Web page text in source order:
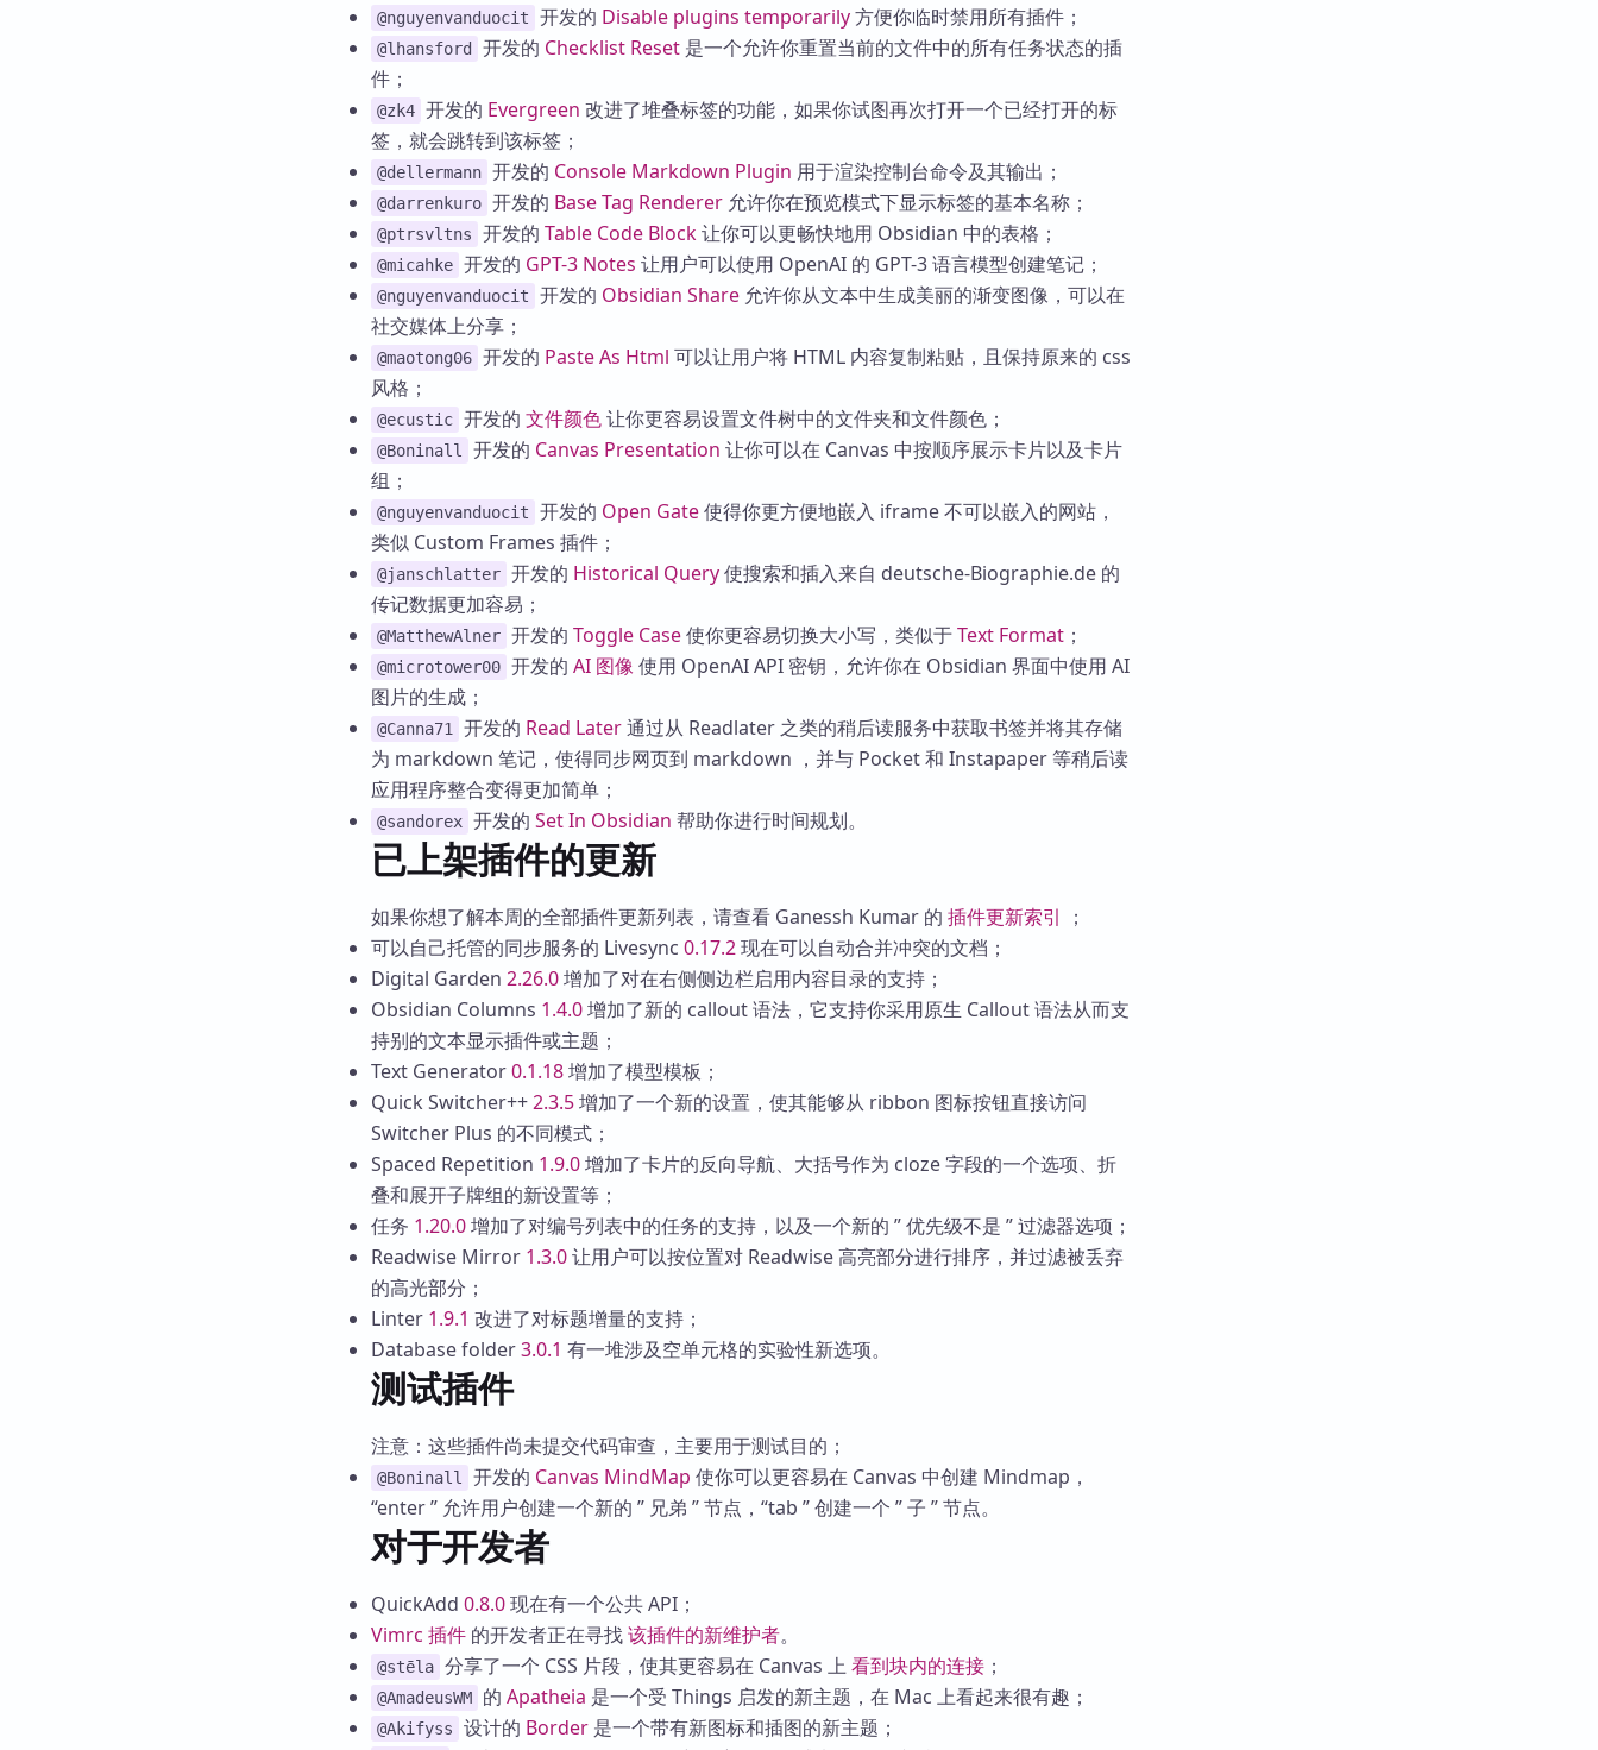
@nguyenvanduocit 开发的 Disable plugins temporarily方便你临时禁用所有插件；
@lhansford 开发的 Checklist Reset是一个允许你重置当前的文件中的所有任务状态的插
件；
@zk4 开发的 Evergreen 改进了堆叠标签的功能，如果你试图再次打开一个已经打开的标
签，就会跳转到该标签；
@dellermann 开发的 Console Markdown Plugin 用于渲染控制台命令及其输出；
@darrenkuro 开发的 Base Tag Renderer允许你在预览模式下显示标签的基本名称；
@ptrsvltns 开发的 Table Code Block让你可以更畅快地用 Obsidian 中的表格；
@micahke 开发的 GPT-3 Notes 让用户可以使用 OpenAI 的 GPT-3 语言模型创建笔记；
@nguyenvanduocit 开发的 Obsidian Share允许你从文本中生成美丽的渐变图像，可以在
社交媒体上分享；
@maotong06 开发的 Paste As Html 可以让用户将 HTML 内容复制粘贴，且保持原来的 css
风格；
@ecustic 开发的 文件颜色让你更容易设置文件树中的文件夹和文件颜色；
@Boninall 开发的 Canvas Presentation 让你可以在 Canvas 中按顺序展示卡片以及卡片
组；
@nguyenvanduocit 开发的 Open Gate使得你更方便地嵌入 iframe 不可以嵌入的网站，
类似 Custom Frames 插件；
@janschlatter 开发的 Historical Query使搜索和插入来自 deutsche-Biographie.de 的
传记数据更加容易；
@MatthewAlner 开发的 Toggle Case使你更容易切换大小写，类似于Text Format；
@microtower00 开发的 AI 图像 使用 OpenAI API 密钥，允许你在 Obsidian 界面中使用 AI
图片的生成；
@Canna71 开发的 Read Later通过从 Readlater 之类的稍后读服务中获取书签并将其存储
为 markdown 笔记，使得同步网页到 markdown ，并与 Pocket 和 Instapaper 等稍后读
应用程序整合变得更加简单；
@sandorex 开发的 Set In Obsidian 帮助你进行时间规划。
已上架插件的更新
如果你想了解本周的全部插件更新列表，请查看 Ganessh Kumar 的 插件更新索引
；
可以自己托管的同步服务的 Livesync 0.17.2现在可以自动合并冲突的文档；
Digital Garden 2.26.0增加了对在右侧侧边栏启用内容目录的支持；
Obsidian Columns 1.4.0增加了新的 callout 语法，它支持你采用原生 Callout 语法从而支
持别的文本显示插件或主题；
Text Generator0.1.18增加了模型模板；
Quick Switcher++2.3.5增加了一个新的设置，使其能够从 ribbon 图标按钮直接访问
Switcher Plus 的不同模式；
Spaced Repetition 1.9.0增加了卡片的反向导航、大括号作为 cloze 字段的一个选项、折
叠和展开子牌组的新设置等；
任务 1.20.0增加了对编号列表中的任务的支持，以及一个新的 ” 优先级不是 ” 过滤器选项；
Readwise Mirror 1.3.0让用户可以按位置对 Readwise 高亮部分进行排序，并过滤被丢弃
的高光部分；
Linter 1.9.1 改进了对标题增量的支持；
Database folder3.0.1 有一堆涉及空单元格的实验性新选项。
测试插件
注意：这些插件尚未提交代码审查，主要用于测试目的；
@Boninall 开发的 Canvas MindMap 使你可以更容易在 Canvas 中创建 Mindmap，
“enter ” 允许用户创建一个新的 ” 兄弟 ” 节点，“tab ” 创建一个 ” 子 ” 节点。
对于开发者
QuickAdd 0.8.0现在有一个公共 API；
Vimrc 插件 的开发者正在寻找该插件的新维护者。
@stēla 分享了一个 CSS 片段，使其更容易在 Canvas 上 看到块内的连接；
@AmadeusWM 的 Apatheia 是一个受 Things 启发的新主题，在 Mac 上看起来很有趣；
@Akifyss 设计的 Border是一个带有新图标和插图的新主题；